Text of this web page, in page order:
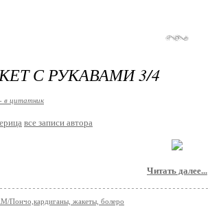
С РУКАВАМИ 3/4
в цитатник
все записи автора
Читать далее...
жакеты, болеро